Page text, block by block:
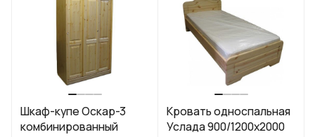
Шкаф-купе Оскар-3
комбинированный
Кровать односпальная
Услада 900/1200х2000